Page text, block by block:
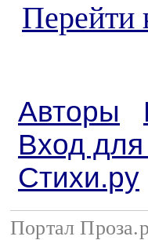
Перейти
Авторы
Вход
Стихи.ру
Портал